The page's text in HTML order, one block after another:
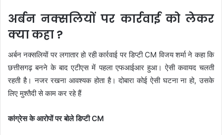
अर्बन नक्सलियों पर कार्रवाई को लेकर
क्या कहा ?
अर्बन नक्सलियों पर लगातार हो रही कार्रवाई पर डिप्टी CM विजय शर्मा ने कहा कि
छत्तीसगढ़ बनने के बाद एटीएस में पहला एफआईआर हुआ। ऐसी कवायद चलती
रहती है। नजर रखना आवश्यक होता है। दोबारा कोई ऐसी घटना ना हो, उसके
लिए मुश्तैदी से काम कर रहे हैं
कांग्रेस के आरोपों पर बोले डिप्टी CM